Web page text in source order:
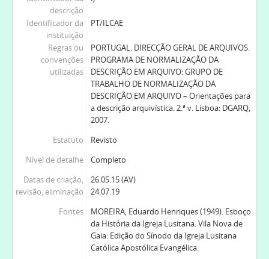
descrição
Identificador da
instituição
PT/ILCAE
Regras ou
convenções
utilizadas
PORTUGAL. DIRECÇÃO GERAL DE ARQUIVOS.
PROGRAMA DE NORMALIZAÇÃO DA
DESCRIÇÃO EM ARQUIVO: GRUPO DE
TRABALHO DE NORMALIZAÇÃO DA
DESCRIÇÃO EM ARQUIVO – Orientações para
a descrição arquivística. 2.ª v. Lisboa: DGARQ,
2007.
Estatuto
Revisto
Nível de detalhe
Completo
Datas de criação,
revisão, eliminação
26.05.15 (AV)
24.07.19
Fontes
MOREIRA, Eduardo Henriques (1949). Esboço
da História da Igreja Lusitana. Vila Nova de
Gaia: Edição do Sínodo da Igreja Lusitana
Católica Apostólica Evangélica.